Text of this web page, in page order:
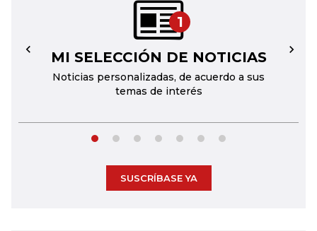
1
MI SELECCIÓN DE NOTICIAS
Noticias personalizadas, de acuerdo a sus
temas de interés
← →
SUSCRÍBASE YA